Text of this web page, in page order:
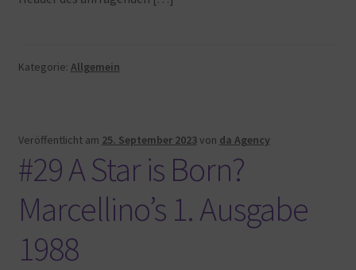
Kategorie: Allgemein
Veröffentlicht am 25. September 2023von da Agency
#29 A Star is Born?
Marcellino’s 1. Ausgabe
1988